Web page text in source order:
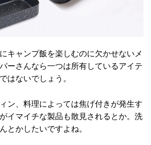
キャンプ飯を楽しむのに欠かせないメ
ーさんなら一つは所有しているアイテ
はないでしょう。
ン、料理によっては焦げ付きが発生す
イマイチな製品も散見されるとか。洗
とかしたいですよね。